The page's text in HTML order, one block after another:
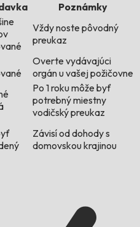
Poznámky
Vždy noste pôvodný
preukaz
Overte vydávajúci
orgán u vašej požičovne
Po 1 roku môže byť
potrebný miestny
vodičský preukaz
Závisí od dohody s
domovskou krajinou